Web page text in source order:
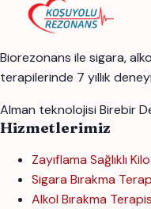
Biorezonans ile sigara,
terapilerinde 7 yıllık
Alman teknolojisi Birebir
Hizmetlerimiz
Zayıflama Sağlıklı
Sigara Bırakma
Alkol Bırakma